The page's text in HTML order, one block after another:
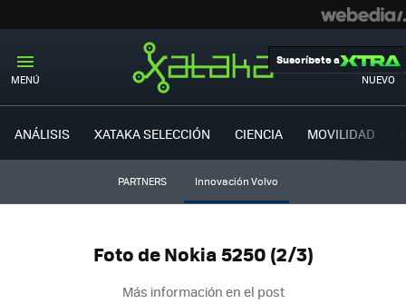
MENÚ NUEVO
Suscríbete a
ANÁLISIS XATAKA SELECCIÓN CIENCIA MOVILIDAD
PARTNERS Innovación Volvo
Foto de Nokia 5250 (2/3)
Más información en el post